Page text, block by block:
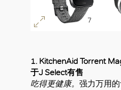
1. KitchenAid Torrent
于J Select有售
吃得更健康。 强力万用